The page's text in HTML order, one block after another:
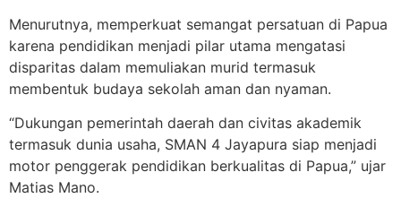
Menurutnya, memperkuat semangat persatuan di Papua
karena pendidikan menjadi pilar utama mengatasi
disparitas dalam memuliakan murid termasuk
membentuk budaya sekolah aman dan nyaman.
“Dukungan pemerintah daerah dan civitas akademik
termasuk dunia usaha, SMAN 4 Jayapura siap menjadi
motor penggerak pendidikan berkualitas di Papua,” ujar
Matias Mano.